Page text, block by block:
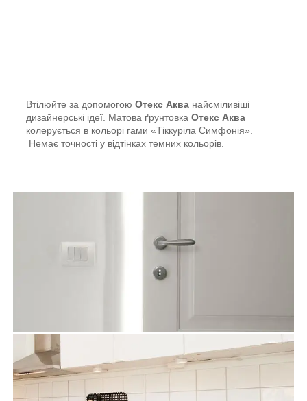
Втілюйте за допомогою Отекс Аква найсміливіші
дизайнерські ідеї. Матова ґрунтовка Отекс Аква
колерується в кольорі гами «Тіккуріла Симфонія».
Немає точності у відтінках темних кольорів.